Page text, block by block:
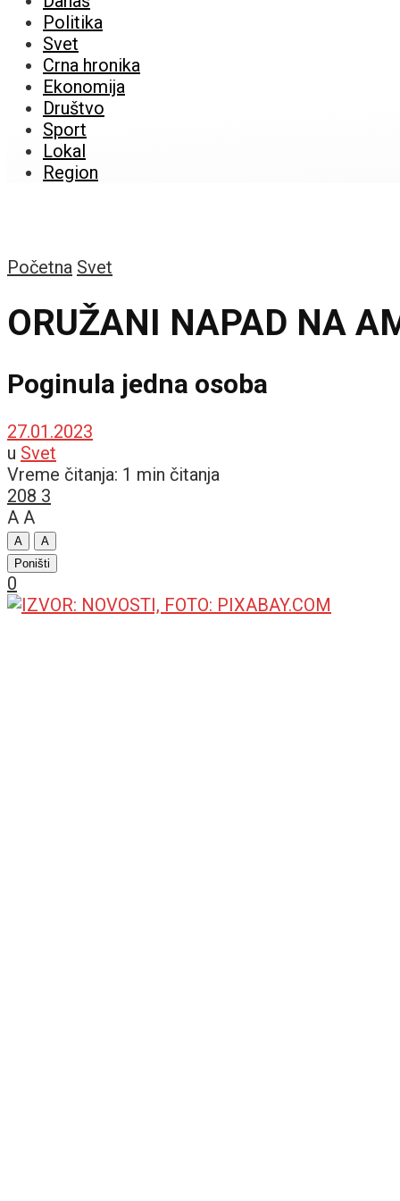
Politika
Svet
Crna hronika
Ekonomija
Društvo
Sport
Lokal
Region
Početna Svet
ORUŽANI NAPAD NA
Poginula jedna osoba
27.01.2023
u Svet
Vreme čitanja: 1 min čitanja
208 3
A A
A
A
Poništi
0